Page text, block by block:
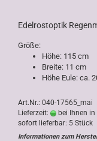
Edelrostoptik
Größe:
Höhe: 115 cm
Breite: 11 cm
Höhe Eule: ca.
Art.Nr.: 040-17565_mai
Lieferzeit:
bei Ihnen in
sofort lieferbar: 5 Stück